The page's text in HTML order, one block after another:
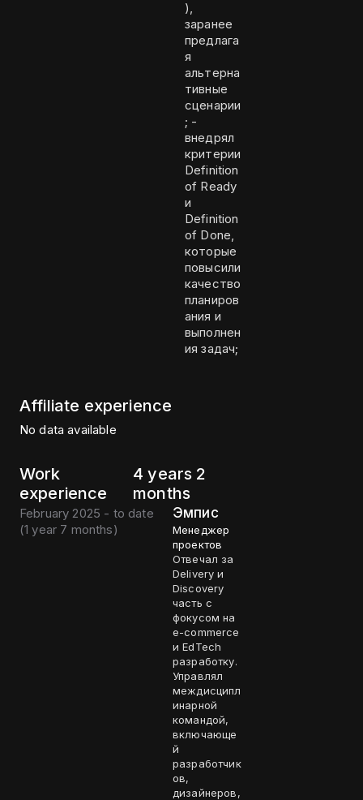
),
заранее
предлага
я
альтерна
тивные
сценарии
; -
внедрял
критерии
Definition
of Ready
и
Definition
of Done,
которые
повысили
качество
планиров
ания и
выполнен
ия задач;
Affiliate experience
No data available
Work
experience
4 years 2
months
February 2025 - to date
(1 year 7 months)
Эмпис
Менеджер
проектов
Отвечал за
Delivery и
Discovery
часть с
фокусом на
e-commerce
и EdTech
разработку.
Управлял
междисципл
инарной
командой,
включающе
й
разработчик
ов,
дизайнеров,